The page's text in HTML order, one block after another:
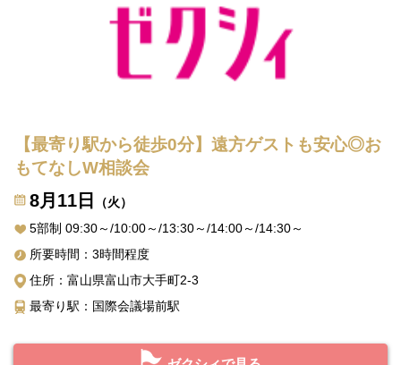
【最寄り駅から徒歩0分】遠方ゲストも安心◎お
もてなしW相談会
8月11日
（火）
5部制 09:30～/10:00～/13:30～/14:00～/14:30～
所要時間：3時間程度
住所：富山県富山市大手町2-3
最寄り駅：国際会議場前駅